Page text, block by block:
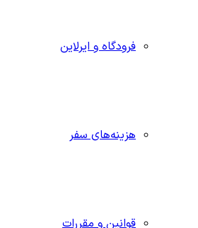
فرودگاه و ایرلاین
هزینه‌های سفر
قوانین و مقررات